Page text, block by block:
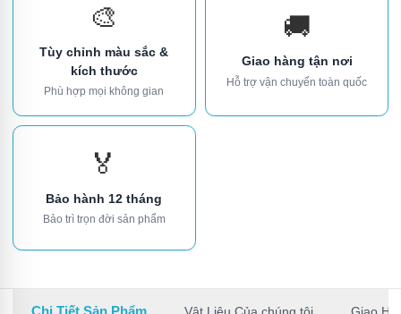
🎨
Tùy chỉnh màu sắc &
kích thước
Phù hợp mọi không gian
🚚
Giao hàng tận nơi
Hỗ trợ vận chuyển toàn quốc
🏅
Bảo hành 12 tháng
Bảo trì trọn đời sản phẩm